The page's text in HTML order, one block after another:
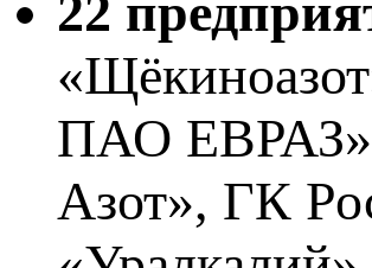
ПАО ЕВРАЗ»
Азот», ГК